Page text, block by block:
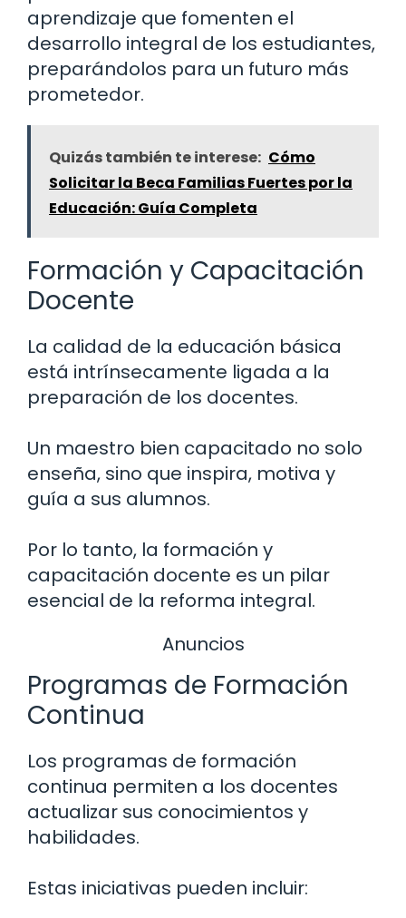
aprendizaje que fomenten el
desarrollo integral de los estudiantes,
preparándolos para un futuro más
prometedor.
Quizás también te interese: Cómo
Solicitar la Beca Familias Fuertes por la
Educación: Guía Completa
Formación y Capacitación
Docente
La calidad de la educación básica
está intrínsecamente ligada a la
preparación de los docentes.
Un maestro bien capacitado no solo
enseña, sino que inspira, motiva y
guía a sus alumnos.
Por lo tanto, la formación y
capacitación docente es un pilar
esencial de la reforma integral.
Anuncios
Programas de Formación
Continua
Los programas de formación
continua permiten a los docentes
actualizar sus conocimientos y
habilidades.
Estas iniciativas pueden incluir: